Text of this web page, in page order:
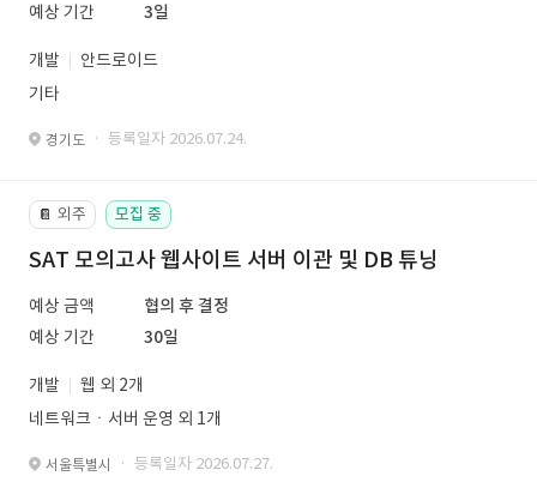
예상 기간
3일
개발
안드로이드
기타
경기도 · 등록일자 2026.07.24.
📔 외주 모집 중
SAT 모의고사 웹사이트 서버 이관 및 DB 튜닝
예상 금액
협의 후 결정
예상 기간
30일
개발
웹 외 2개
네트워크ㆍ서버 운영 외 1개
서울특별시 · 등록일자 2026.07.27.